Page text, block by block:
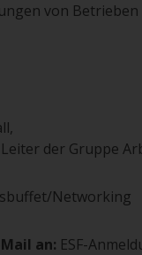
von Betrieben
der Gruppe
Networking
an: ESF-